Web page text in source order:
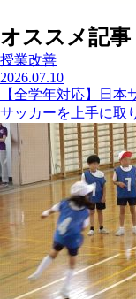
オススメ記事
授業改善
2026.07.10
【全学年対応】日
サッカーを上手に取